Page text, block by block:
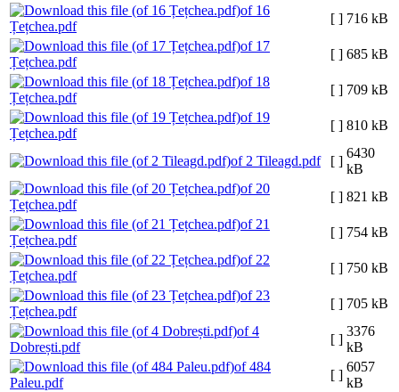
of 16
Țețchea.pdf
[ ] 716 kB
of 17
Țețchea.pdf
[ ] 685 kB
of 18
Țețchea.pdf
[ ] 709 kB
of 19
Țețchea.pdf
[ ] 810 kB
of 2 Tileagd.pdf [ ]
6430
kB
of 20
Țețchea.pdf
[ ] 821 kB
of 21
Țețchea.pdf
[ ] 754 kB
of 22
Țețchea.pdf
[ ] 750 kB
of 23
Țețchea.pdf
[ ] 705 kB
of 4
Dobrești.pdf
[ ]
3376
kB
of 484
Paleu.pdf
[ ]
6057
kB